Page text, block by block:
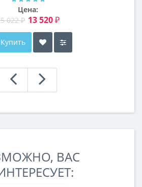
Цена:
022 ₽ 13 520 ₽
Купить
ВАС